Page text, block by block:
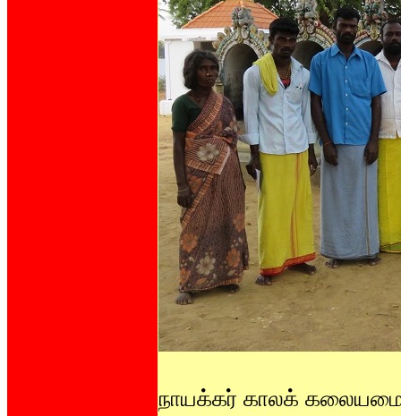
நாயக்கர் காலக்